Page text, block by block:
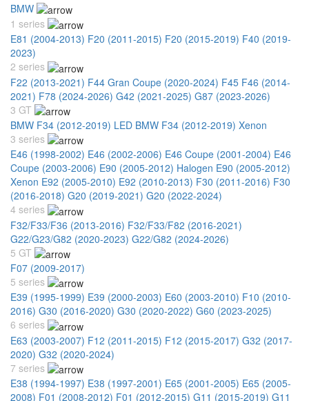
BMW
1 series
E81 (2004-2013) F20 (2011-2015) F20 (2015-2019) F40 (2019-
2023)
2 series
F22 (2013-2021) F44 Gran Coupe (2020-2024) F45 F46 (2014-
2021) F78 (2024-2026) G42 (2021-2025) G87 (2023-2026)
3 GT
BMW F34 (2012-2019) LED BMW F34 (2012-2019) Xenon
3 series
E46 (1998-2002) E46 (2002-2006) E46 Coupe (2001-2004) E46
Coupe (2003-2006) E90 (2005-2012) Halogen E90 (2005-2012)
Xenon E92 (2005-2010) E92 (2010-2013) F30 (2011-2016) F30
(2016-2018) G20 (2019-2021) G20 (2022-2024)
4 series
F32/F33/F36 (2013-2016) F32/F33/F82 (2016-2021)
G22/G23/G82 (2020-2023) G22/G82 (2024-2026)
5 GT
F07 (2009-2017)
5 series
E39 (1995-1999) E39 (2000-2003) E60 (2003-2010) F10 (2010-
2016) G30 (2016-2020) G30 (2020-2022) G60 (2023-2025)
6 series
E63 (2003-2007) F12 (2011-2015) F12 (2015-2017) G32 (2017-
2020) G32 (2020-2024)
7 series
E38 (1994-1997) E38 (1997-2001) E65 (2001-2005) E65 (2005-
2008) F01 (2008-2012) F01 (2012-2015) G11 (2015-2019) G11